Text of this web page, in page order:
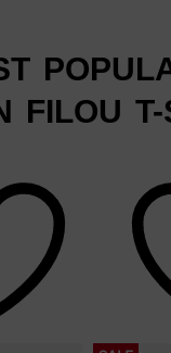
FILOU T-